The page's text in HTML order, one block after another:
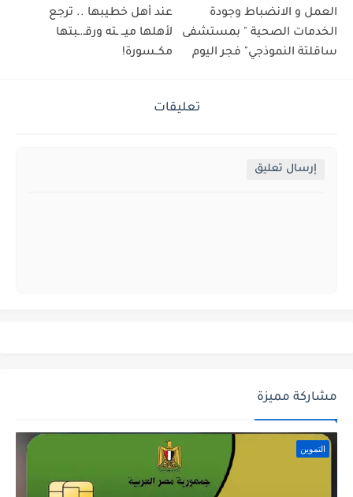
العمل و الانضباط وجودة
الخدمات الصحية " بمستشفى
ساقلتة النموذجي" فجر اليوم
عند أهل خطيبها .. ترجع
لأهلها ميــ ـته ورقـ.ـبتها
مكــسورة!
تعليقات
إرسال تعليق
مشاركة مميزة
التموين